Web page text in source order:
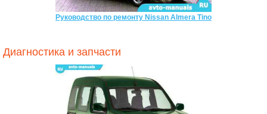
Руководство по ремонту Nissan Almera Tino
Диагностика и запчасти